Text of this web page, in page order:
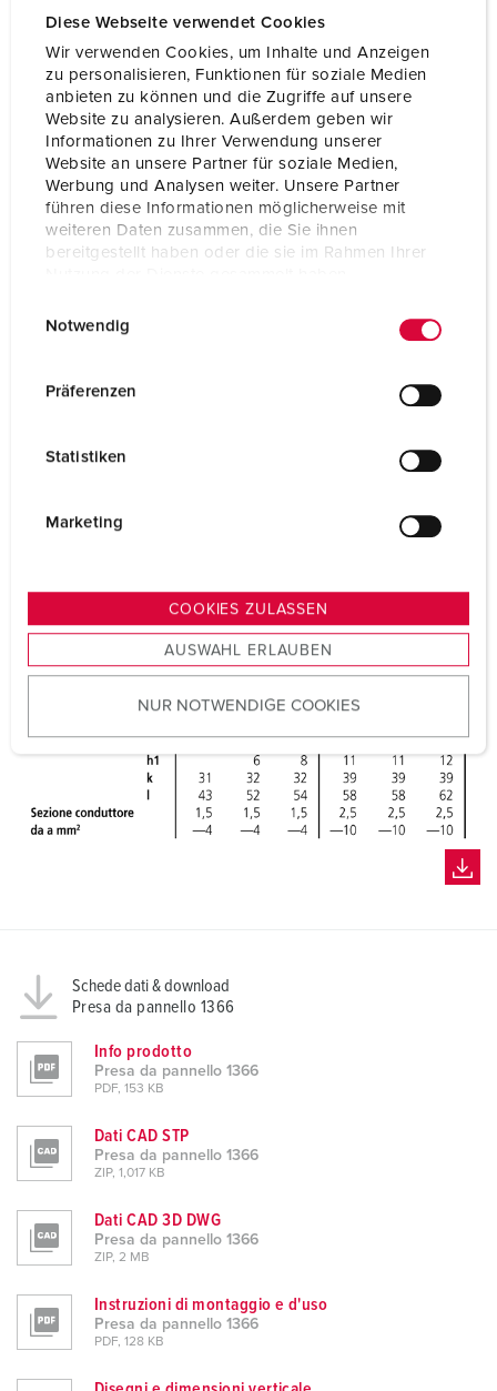
Diese Webseite verwendet Cookies
Wir verwenden Cookies, um Inhalte und Anzeigen
zu personalisieren, Funktionen für soziale Medien
anbieten zu können und die Zugriffe auf unsere
Website zu analysieren. Außerdem geben wir
Informationen zu Ihrer Verwendung unserer
Website an unsere Partner für soziale Medien,
Werbung und Analysen weiter. Unsere Partner
führen diese Informationen möglicherweise mit
weiteren Daten zusammen, die Sie ihnen
bereitgestellt haben oder die sie im Rahmen Ihrer
s
u
w
l
Notwendig
Präferenzen
Statistiken
Marketing
COOKIES ZULASSEN
AUSWAHL ERLAUBEN
NUR NOTWENDIGE COOKIES
Flangia
Fori di fissaggio 60x60 mm
Peso 136 g
Dichiarazione di conformità
VDE
EAC
CQC
Schede dati & download
Presa da pannello 1366
Info prodotto
Presa da pannello 1366
PDF, 153 KB
Dati CAD STP
Presa da pannello 1366
ZIP, 1,017 KB
Dati CAD 3D DWG
Presa da pannello 1366
ZIP, 2 MB
Instruzioni di montaggio e d'uso
Presa da pannello 1366
PDF, 128 KB